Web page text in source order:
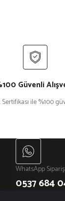
Güvenli
Sertifikası ile %100
WhatsApp Sipariş
0537 684